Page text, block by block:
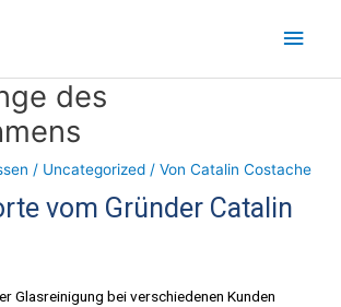
des
/ Uncategorized / Von Catalin Costache
vom Gründer Catalin
Glasreinigung bei verschiedenen Kunden